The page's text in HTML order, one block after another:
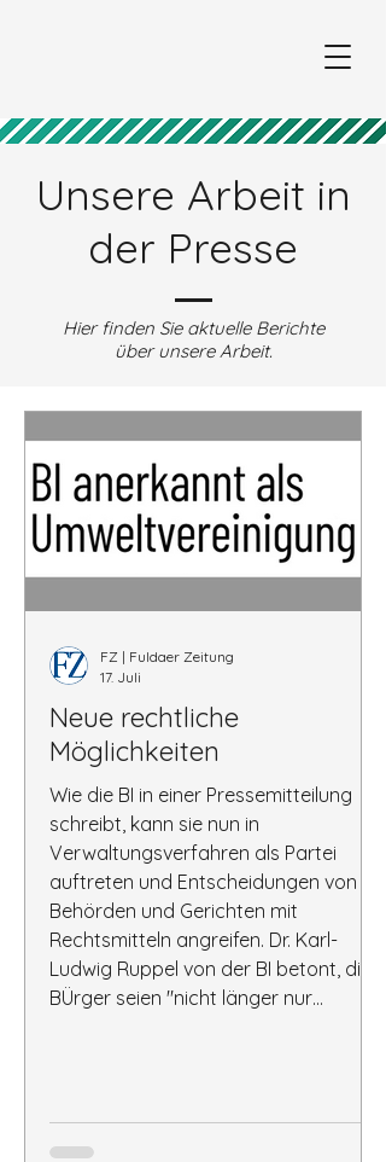
Unsere Arbeit in
der Presse
Hier finden Sie aktuelle Berichte
über unsere Arbeit.
Neue rechtliche
Möglichkeiten
Wie die BI in einer Pressemitteilung
schreibt, kann sie nun in
Verwaltungsverfahren als Partei
auftreten und Entscheidungen von
Behörden und Gerichten mit
Rechtsmitteln angreifen. Dr. Karl-
Ludwig Ruppel von der BI betont, die
BÜrger seien "nicht länger nur
FZ | Fuldaer Zeitung
17. Juli